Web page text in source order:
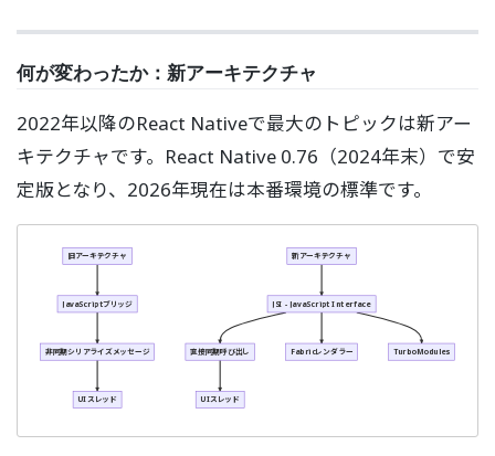
何が変わったか：新アーキテクチャ
2022年以降のReact Nativeで最大のトピックは新アー
キテクチャです。React Native 0.76（2024年末）で安
定版となり、2026年現在は本番環境の標準です。
旧アーキテクチャ
JavaScriptブリッジ
非同期シリアライズメッセージ
UIスレッド
新アーキテクチャ
JSI - JavaScript Interface
直接同期呼び出し
UIスレッド
Fabricレンダラー TurboModules